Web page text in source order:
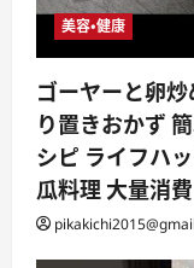
美容・健康
ゴーヤーと卵
り置きおかず
シピ ライフハ
瓜料理 大量消